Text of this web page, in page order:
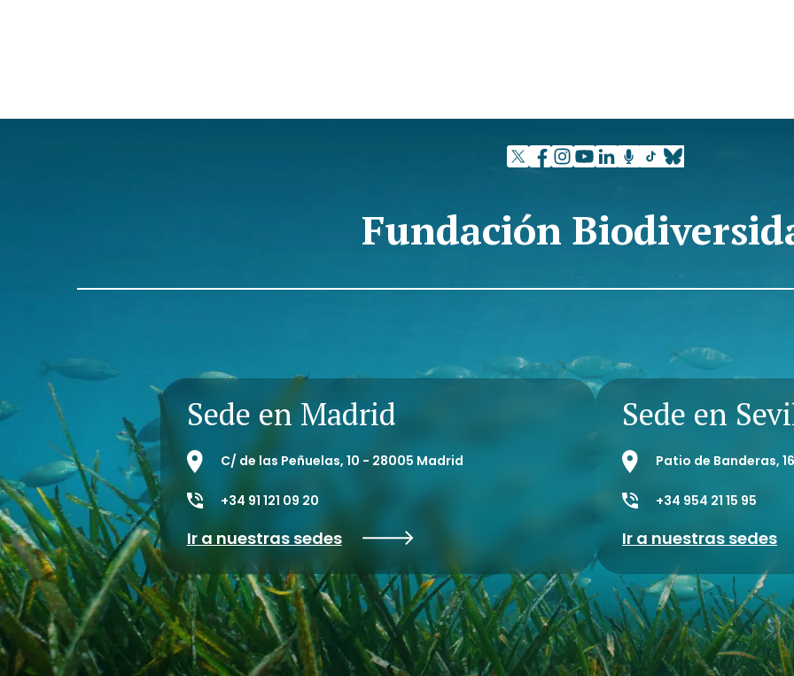
Fundación
Sede en Madrid
C/ de las Peñuelas, 10 - 28005 Madrid
+34 91 121 09 20
Ir a nuestras sedes
Sede en
Patio de Banderas,
+34 954 21 15 95
Ir a nuestras sedes